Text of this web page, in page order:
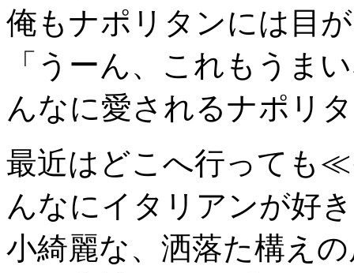
俺もナポリタンには目
「うーん、これもうま
んなに愛されるナポリ
最近はどこへ行っても
んなにイタリアンが好
小綺麗な、洒落た構え